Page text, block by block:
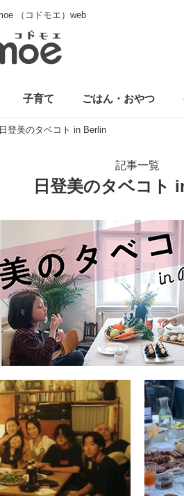
（コドモエ）web
子育て ごはん・おやつ
日登美のタベコト in Berlin
記事一覧
日登美のタベコト